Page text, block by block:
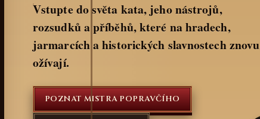
Vstupte do světa kata, jeho nástrojů,
rozsudků a příběhů, které na hradech,
jarmarcích a historických slavnostech znovu
ožívají.
POZNAT MISTRA POPRAVČÍHO